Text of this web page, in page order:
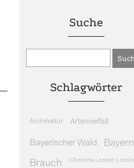
Suche
Schlagwörter
Architektur Artenvielfalt
Bayerischer Wald Bayern
Brauch Christine Lorenz-Lossin